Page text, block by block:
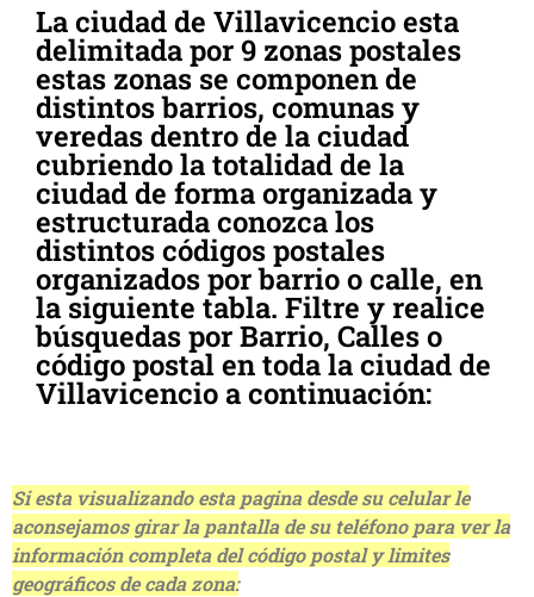
La ciudad de Villavicencio esta
delimitada por 9 zonas postales
estas zonas se componen de
distintos barrios, comunas y
veredas dentro de la ciudad
cubriendo la totalidad de la
ciudad de forma organizada y
estructurada conozca los
distintos códigos postales
organizados por barrio o calle, en
la siguiente tabla. Filtre y realice
búsquedas por Barrio, Calles o
código postal en toda la ciudad de
Villavicencio a continuación:
Si esta visualizando esta pagina desde su celular le
aconsejamos girar la pantalla de su teléfono para ver la
información completa del código postal y limites
geográficos de cada zona: